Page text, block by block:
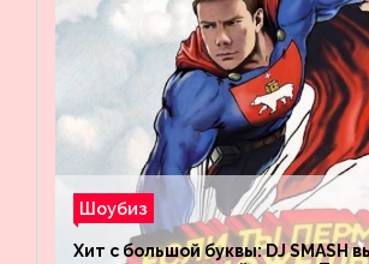
Шоубиз
Хит с большой буквы: DJ SMASH